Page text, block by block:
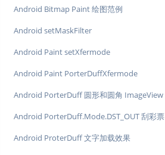
Android Bitmap Paint 绘图范例
Android setMaskFilter
Android Paint setXfermode
Android Paint PorterDuffXfermode
Android PorterDuff 圆形和圆角 ImageView
Android PorterDuff.Mode.DST_OUT 刮彩票
Android ProterDuff 文字加载效果